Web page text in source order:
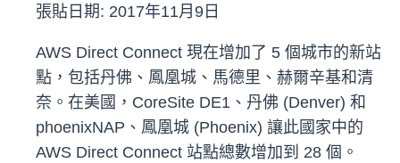
張貼日期: 2017年11月9日
AWS Direct Connect 現在增加了 5 個城市的新站
點，包括丹佛、鳳凰城、馬德里、赫爾辛基和清
奈。在美國，CoreSite DE1、丹佛 (Denver) 和
phoenixNAP、鳳凰城 (Phoenix) 讓此國家中的
AWS Direct Connect 站點總數增加到 28 個。